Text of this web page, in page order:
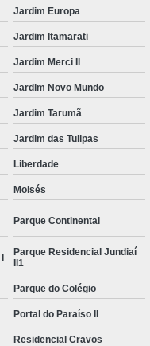
Jardim Europa
Jardim Itamarati
Jardim Merci II
Jardim Novo Mundo
Jardim Tarumã
Jardim das Tulipas
Liberdade
Moisés
Parque Continental
Parque Residencial Jundiaí
II1
Parque do Colégio
Portal do Paraíso II
Residencial Cravos